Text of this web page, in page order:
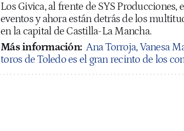
Los Givica, al frente de SYS
eventos y ahora están detrás de los
en la capital de Castilla-La Mancha.
Más información: Ana Torroja, Vanesa
toros de Toledo es el gran recinto de los